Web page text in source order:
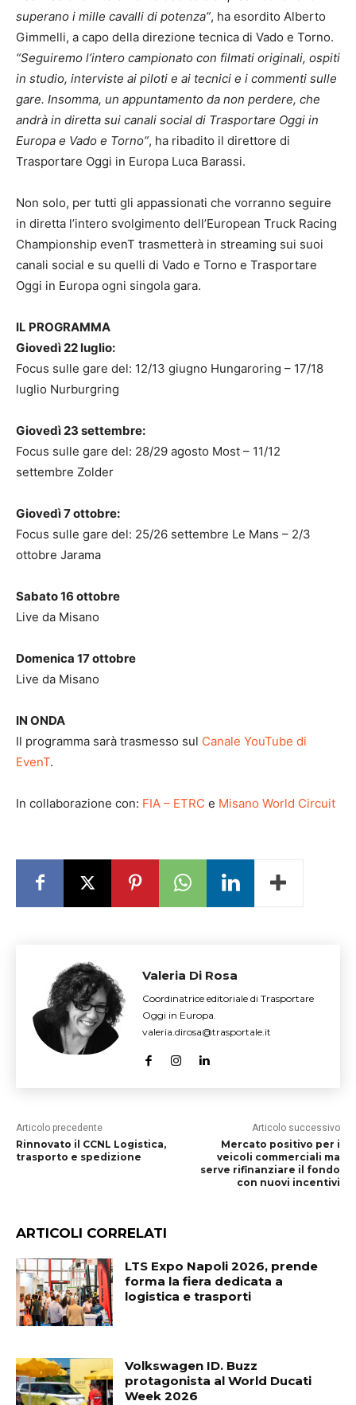
superano i mille cavalli di potenza”, ha esordito Alberto
Gimmelli, a capo della direzione tecnica di Vado e Torno.
“Seguiremo l’intero campionato con filmati originali, ospiti
in studio, interviste ai piloti e ai tecnici e i commenti sulle
gare. Insomma, un appuntamento da non perdere, che
andrà in diretta sui canali social di Trasportare Oggi in
Europa e Vado e Torno”, ha ribadito il direttore di
Trasportare Oggi in Europa Luca Barassi.
Non solo, per tutti gli appassionati che vorranno seguire
in diretta l’intero svolgimento dell’European Truck Racing
Championship evenT trasmetterà in streaming sui suoi
canali social e su quelli di Vado e Torno e Trasportare
Oggi in Europa ogni singola gara.
IL PROGRAMMA
Giovedì 22 luglio:
Focus sulle gare del: 12/13 giugno Hungaroring – 17/18
luglio Nurburgring
Giovedì 23 settembre:
Focus sulle gare del: 28/29 agosto Most – 11/12
settembre Zolder
Giovedì 7 ottobre:
Focus sulle gare del: 25/26 settembre Le Mans – 2/3
ottobre Jarama
Sabato 16 ottobre
Live da Misano
Domenica 17 ottobre
Live da Misano
IN ONDA
Il programma sarà trasmesso sul Canale YouTube di
EvenT.
In collaborazione con: FIA – ETRC e Misano World Circuit
Valeria Di Rosa
Coordinatrice editoriale di Trasportare
Oggi in Europa.
valeria.dirosa@trasportale.it
Articolo precedente
Rinnovato il CCNL Logistica,
trasporto e spedizione
Articolo successivo
Mercato positivo per i
veicoli commerciali ma
serve rifinanziare il fondo
con nuovi incentivi
ARTICOLI CORRELATI
LTS Expo Napoli 2026, prende
forma la fiera dedicata a
logistica e trasporti
Volkswagen ID. Buzz
protagonista al World Ducati
Week 2026